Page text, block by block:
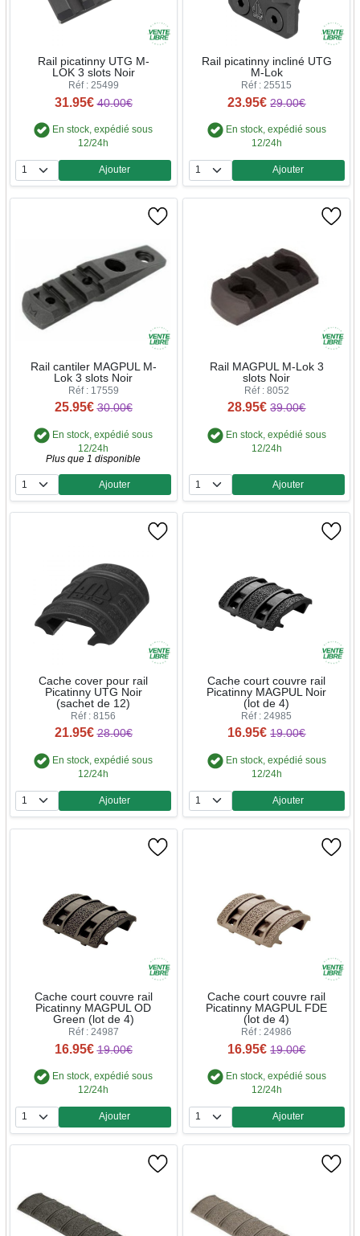
Rail picatinny UTG M-
LOK 3 slots Noir
Réf : 25499
31.95€ 40.00€
En stock, expédié sous
12/24h
Quantité
Ajouter
Rail picatinny incliné UTG
M-Lok
Réf : 25515
23.95€ 29.00€
En stock, expédié sous
12/24h
Quantité
Ajouter
Rail cantiler MAGPUL M-
Lok 3 slots Noir
Réf : 17559
25.95€ 30.00€
En stock, expédié sous
12/24h
Plus que 1 disponible
Quantité
Ajouter
Rail MAGPUL M-Lok 3
slots Noir
Réf : 8052
28.95€ 39.00€
En stock, expédié sous
12/24h
Quantité
Ajouter
Cache cover pour rail
Picatinny UTG Noir
(sachet de 12)
Réf : 8156
21.95€ 28.00€
En stock, expédié sous
12/24h
Quantité
Ajouter
Cache court couvre rail
Picatinny MAGPUL Noir
(lot de 4)
Réf : 24985
16.95€ 19.00€
En stock, expédié sous
12/24h
Quantité
Ajouter
Cache court couvre rail
Picatinny MAGPUL OD
Green (lot de 4)
Réf : 24987
16.95€ 19.00€
En stock, expédié sous
12/24h
Quantité
Ajouter
Cache court couvre rail
Picatinny MAGPUL FDE
(lot de 4)
Réf : 24986
16.95€ 19.00€
En stock, expédié sous
12/24h
Quantité
Ajouter